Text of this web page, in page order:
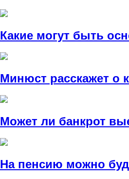
Какие могут быть
Минюст расскажет о
Может ли банкрот
На пенсию можно